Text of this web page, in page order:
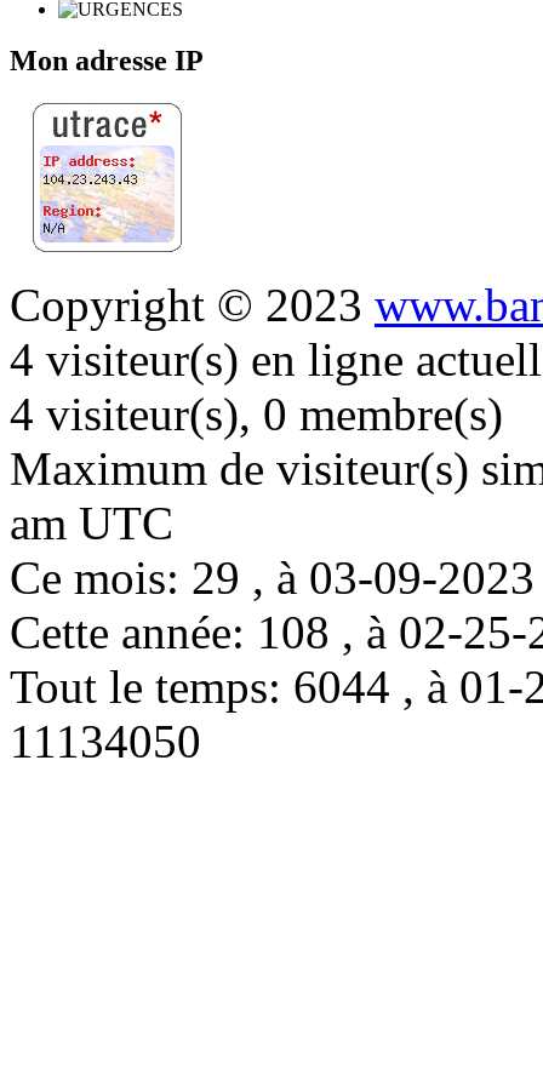
Mon adresse IP
Copyright © 2023
4 visiteur(s) en ligne
4 visiteur(s), 0 membre(s)
Maximum de visiteur(s)
am UTC
Ce mois: 29 , à 03-09-
Cette année: 108 , à 02-
Tout le temps: 6044 , à
11134050